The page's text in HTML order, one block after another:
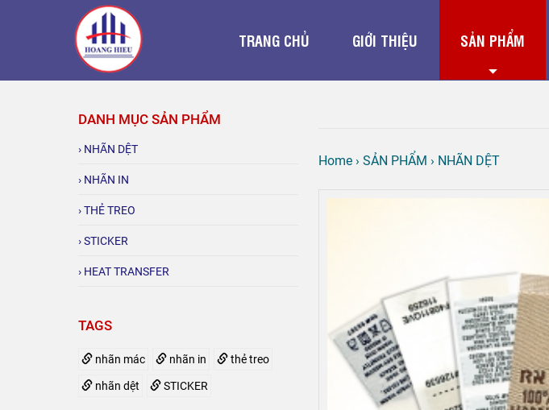
TRANG CHỦ GIỚI THIỆU SẢN PHẨM
DANH MỤC SẢN PHẨM
› NHÃN DỆT
› NHÃN IN
› THẺ TREO
› STICKER
› HEAT TRANSFER
TAGS
nhãn mác nhãn in thẻ treo
nhãn dệt STICKER
quần áo đẹp
Home› SẢN PHẨM › NHÃN DỆT